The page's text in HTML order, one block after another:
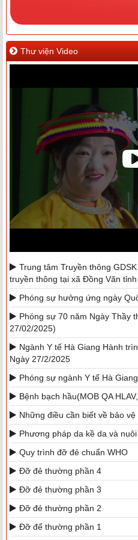
Thư viện Video
Trung tâm Truyền thông
truyền thông tại xã Đồng Văn
Phóng sự hưởng ứng ngày
Phóng sự 70 năm Ngày Thầy
27/02/2025)
Ngành Y tế Hà Giang Hành
Ngày 27/2/2025
Phóng sự ngành Y tế Hà
Bệnh bạch hầu(MOB QA
Những điều cần biết về bảo
Phương pháp da kề da và
Quy trình đỡ đẻ chuẩn WHO
Đỡ đẻ thường phần 4
Đỡ đẻ thường phần 3
Đỡ đẻ thường phần 2
Đỡ để thường phần 1